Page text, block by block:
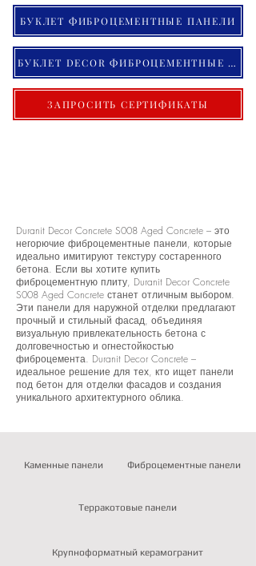
БУКЛЕТ ФИБРОЦЕМЕНТНЫЕ ПАНЕЛИ
БУКЛЕТ DECOR ФИБРОЦЕМЕНТНЫЕ ПАНЕЛИ
ЗАПРОСИТЬ СЕРТИФИКАТЫ
Duranit Decor Concrete S008 Aged Concrete – это
негорючие фиброцементные панели, которые
идеально имитируют текстуру состаренного
бетона. Если вы хотите купить
фиброцементную плиту, Duranit Decor Concrete
S008 Aged Concrete станет отличным выбором.
Эти панели для наружной отделки предлагают
прочный и стильный фасад, объединяя
визуальную привлекательность бетона с
долговечностью и огнестойкостью
фиброцемента. Duranit Decor Concrete –
идеальное решение для тех, кто ищет панели
под бетон для отделки фасадов и создания
уникального архитектурного облика.
Каменные панели Фиброцементные панели
Терракотовые панели
Крупноформатный керамогранит